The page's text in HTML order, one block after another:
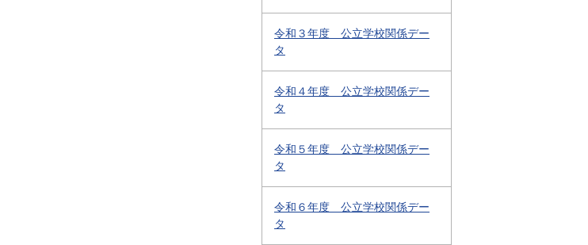
令和３年度 公立学校関係デー
タ
令和４年度 公立学校関係デー
タ
令和５年度 公立学校関係デー
タ
令和６年度 公立学校関係デー
タ